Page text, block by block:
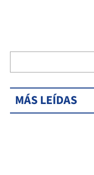
MÁS LEÍDAS